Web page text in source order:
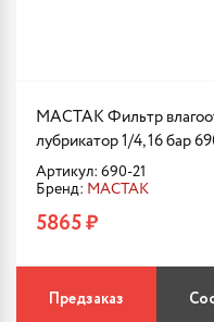
МАСТАК Фильтр
лубрикатор 1/4, 16 бар
Артикул: 690-21
Бренд: МАСТАК
5865 ₽
Предзаказ